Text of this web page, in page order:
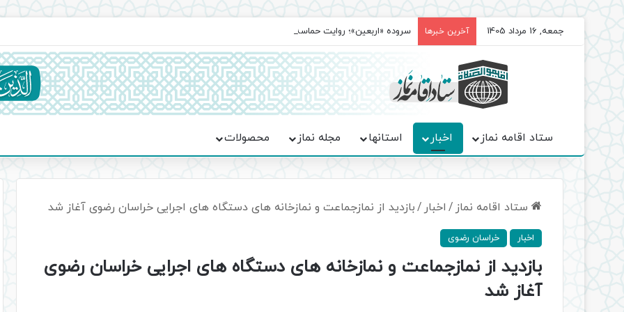
جمعه, 16 مرداد 1405 آخرین خبرها سروده‌ «اربعین»؛ روایت حماسه، استقامت و تمدن‌سازی امت اسلامی
ستاد اقامه نماز اخبار استانها مجله نماز محصولات
ستاد اقامه نماز / اخبار /بازدید از نمازجماعت و نمازخانه های دستگاه های اجرایی خراسان رضوی آغاز شد
اخبار خراسان رضوی
بازدید از نمازجماعت و نمازخانه های دستگاه های اجرایی خراسان رضوی
آغاز شد